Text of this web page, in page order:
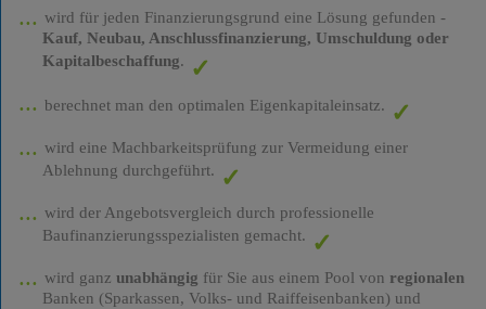
wird für jeden Finanzierungsgrund eine Lösung gefunden -
Kauf, Neubau, Anschlussfinanzierung, Umschuldung oder
Kapitalbeschaffung.
berechnet man den optimalen Eigenkapitaleinsatz.
wird eine Machbarkeitsprüfung zur Vermeidung einer
Ablehnung durchgeführt.
wird der Angebotsvergleich durch professionelle
Baufinanzierungsspezialisten gemacht.
wird ganz unabhängig für Sie aus einem Pool von regionalen
Banken (Sparkassen, Volks- und Raiffeisenbanken) und